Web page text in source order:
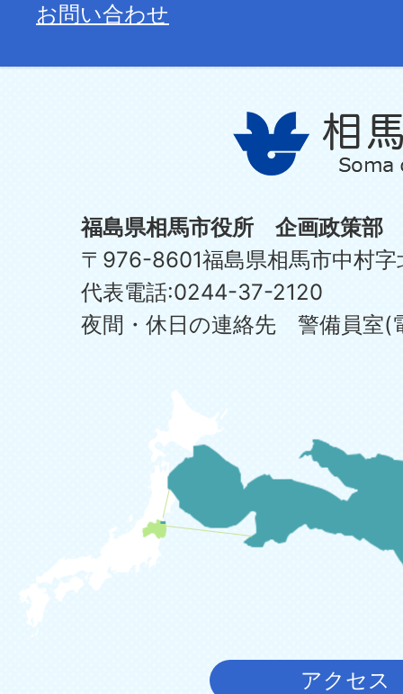
お問い合わせ
福島県相馬市役所 企画政策部
〒976-8601福島県相馬市中村
代表電話:0244-37-2120
夜間・休日の連絡先 警備員室
アクセス